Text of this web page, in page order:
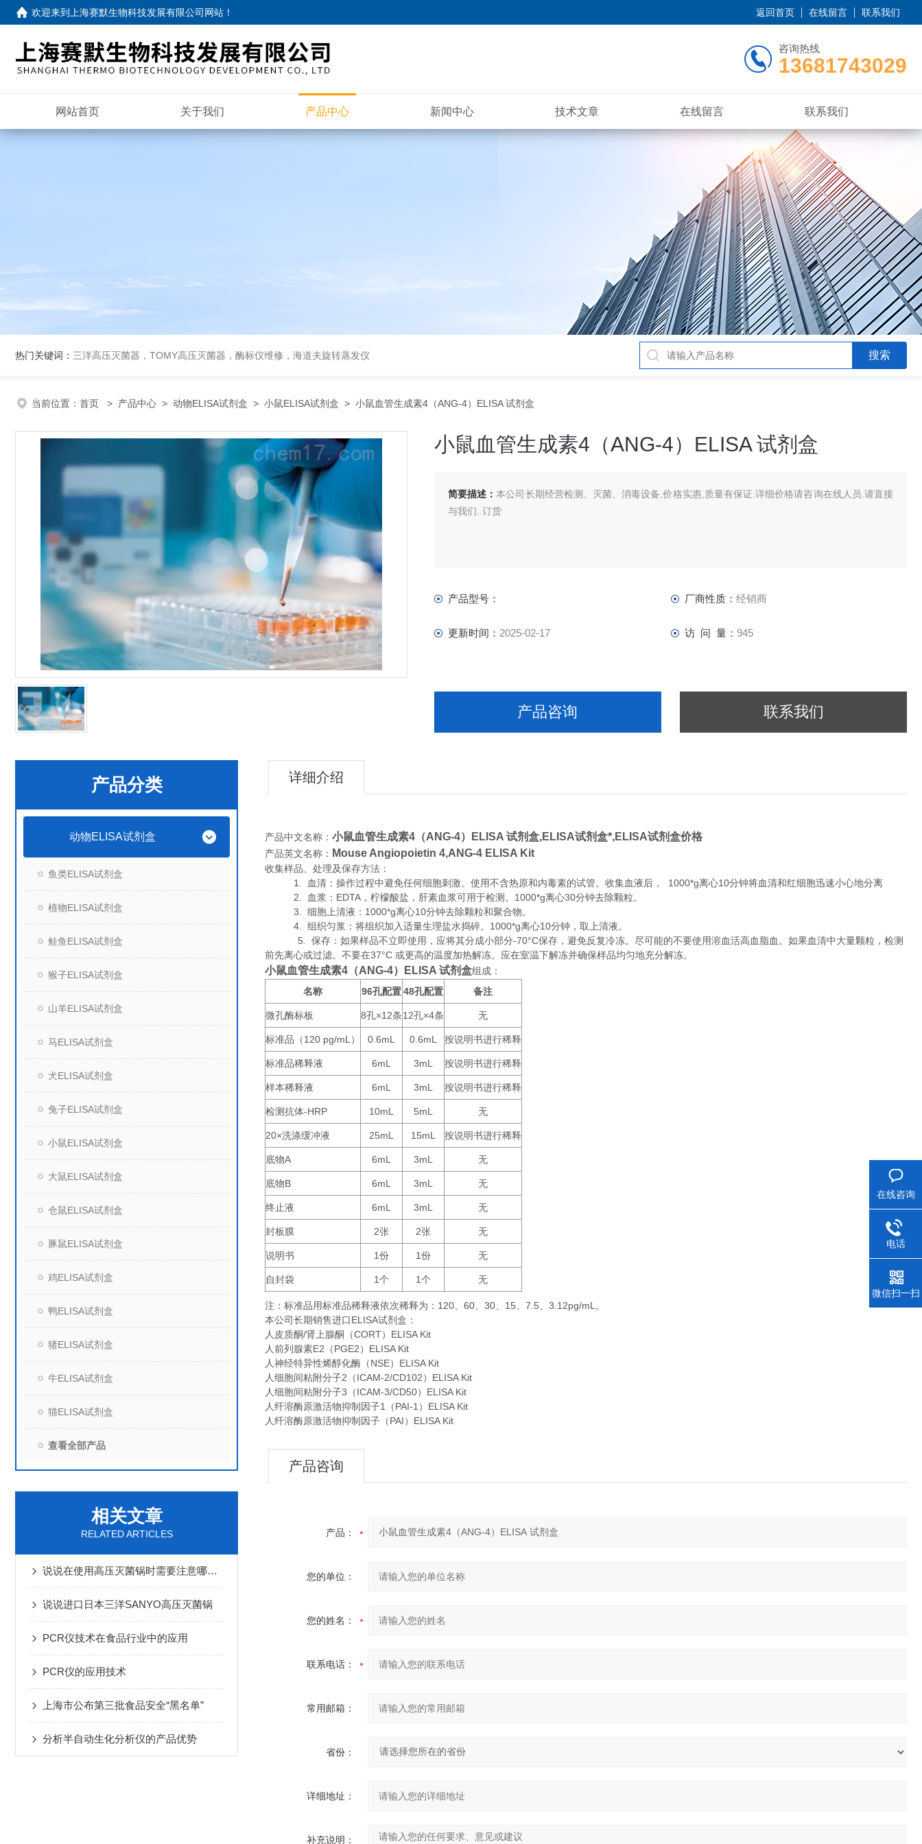
欢迎来到 上海赛默生物科技发展有限公司网站 ！ 返回首页 在线留言 联系我们
咨询热线
13681743029
网站首页 关于我们 产品中心 新闻中心 技术文章 在线留言 联系我们
热门关键词： 三洋高压灭菌器，TOMY高压灭菌器，酶标仪维修，海道夫旋转蒸发仪
当前位置： 首页 > 产品中心 > 动物ELISA试剂盒 > 小鼠ELISA试剂盒 > 小鼠血管生成素4（ANG-4）ELISA 试剂盒
小鼠血管生成素4（ANG-4）ELISA 试剂盒
简要描述：本公司长期经营检测、灭菌、消毒设备,价格实惠,质量有保证.详细价格请咨询在线人员.请直接
与我们..订货
产品型号： 厂商性质： 经销商
更新时间： 2025-02-17 访 问 量： 945
产品咨询 联系我们
产品分类
动物ELISA试剂盒
鱼类ELISA试剂盒
植物ELISA试剂盒
鲑鱼ELISA试剂盒
猴子ELISA试剂盒
山羊ELISA试剂盒
马ELISA试剂盒
犬ELISA试剂盒
兔子ELISA试剂盒
小鼠ELISA试剂盒
大鼠ELISA试剂盒
仓鼠ELISA试剂盒
豚鼠ELISA试剂盒
鸡ELISA试剂盒
鸭ELISA试剂盒
猪ELISA试剂盒
牛ELISA试剂盒
猫ELISA试剂盒
查看全部产品
相关文章
RELATED ARTICLES
说说在使用高压灭菌锅时需要注意哪些细节
说说进口日本三洋SANYO高压灭菌锅
PCR仪技术在食品行业中的应用
PCR仪的应用技术
上海市公布第三批食品安全“黑名单”
分析半自动生化分析仪的产品优势
详细介绍
产品中文名称： 小鼠血管生成素4（ANG-4）ELISA 试剂盒,ELISA试剂盒*,ELISA试剂盒价格
产品英文名称： Mouse Angiopoietin 4,ANG-4 ELISA Kit
收集样品、处理及保存方法：
1. 血清：操作过程中避免任何细胞刺激。使用不含热原和内毒素的试管。收集血液后， 1000*g离心10分钟将血清和红细胞迅速小心地分离
2. 血浆：EDTA，柠檬酸盐，肝素血浆可用于检测。1000*g离心30分钟去除颗粒。
3. 细胞上清液：1000*g离心10分钟去除颗粒和聚合物。
4. 组织匀浆：将组织加入适量生理盐水捣碎。1000*g离心10分钟，取上清液。
5. 保存：如果样品不立即使用，应将其分成小部分-70°C保存，避免反复冷冻。尽可能的不要使用溶血活高血脂血。如果血清中大量颗粒，检测
前先离心或过滤。不要在37°C 或更高的温度加热解冻。应在室温下解冻并确保样品均匀地充分解冻。
小鼠血管生成素4（ANG-4）ELISA 试剂盒组成：
名称
96孔配置 48孔配置 备注
微孔酶标板 8孔×12条 12孔×4条 无
标准品（120 pg/mL ） 0.6mL 0.6mL 按说明书进行稀释
标准品稀释液 6mL 3mL 按说明书进行稀释
样本稀释液 6mL 3mL 按说明书进行稀释
检测抗体-HRP 10mL 5mL 无
20×洗涤缓冲液 25mL 15mL 按说明书进行稀释
底物A 6mL 3mL 无
底物B 6mL 3mL 无
终止液 6mL 3mL 无
封板膜 2张 2张 无
说明书 1 份 1 份 无
自封袋 1 个 1 个 无
注：标准品用标准品稀释液依次稀释为： 120、 60、 30、 15、 7.5、 3.12pg/mL。
本公司长期销售进口ELISA试剂盒：
人皮质酮/肾上腺酮（CORT）ELISA Kit
人前列腺素E2（PGE2）ELISA Kit
人神经特异性烯醇化酶（NSE）ELISA Kit
人细胞间粘附分子2（ICAM-2/CD102）ELISA Kit
人细胞间粘附分子3（ICAM-3/CD50）ELISA Kit
人纤溶酶原激活物抑制因子1（PAI-1）ELISA Kit
人纤溶酶原激活物抑制因子（PAI）ELISA Kit
产品咨询
产品：
您的单位：
您的姓名：
联系电话：
常用邮箱：
省份：
详细地址：
补充说明：
在线咨询
电话
微信扫一扫